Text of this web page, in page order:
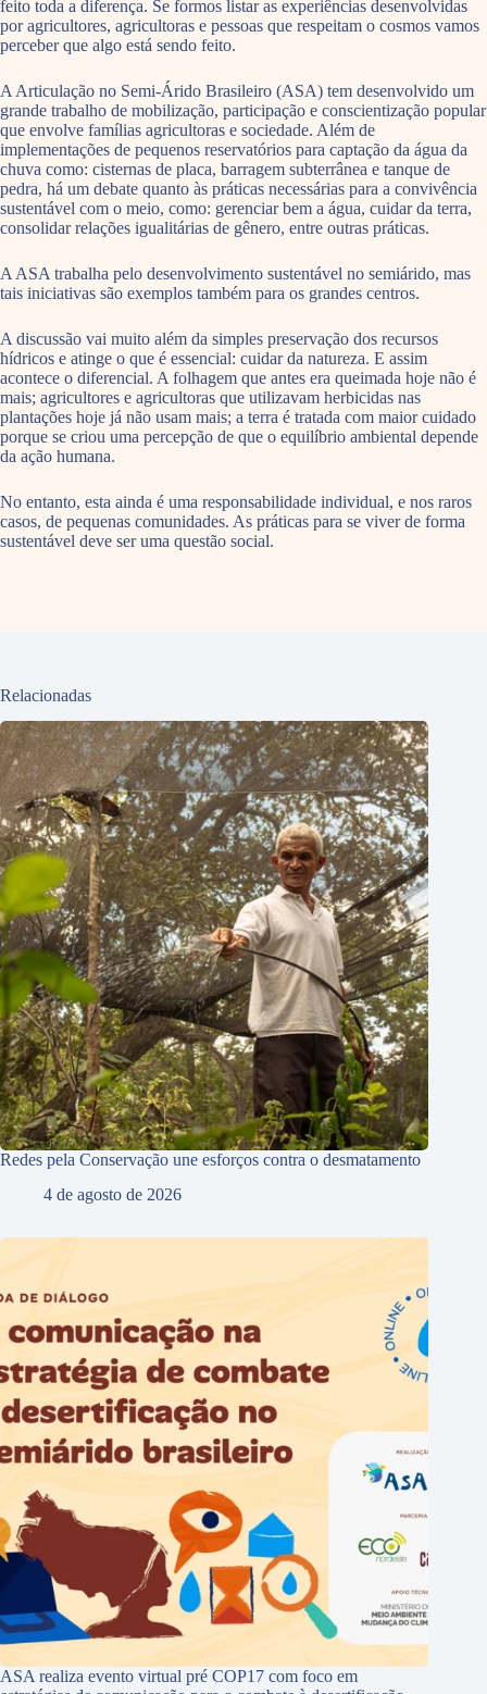
feito toda a diferença. Se formos listar as experiências desenvolvidas
por agricultores, agricultoras e pessoas que respeitam o cosmos vamos
perceber que algo está sendo feito.
A Articulação no Semi-Árido Brasileiro (ASA) tem desenvolvido um
grande trabalho de mobilização, participação e conscientização popular
que envolve famílias agricultoras e sociedade. Além de
implementações de pequenos reservatórios para captação da água da
chuva como: cisternas de placa, barragem subterrânea e tanque de
pedra, há um debate quanto às práticas necessárias para a convivência
sustentável com o meio, como: gerenciar bem a água, cuidar da terra,
consolidar relações igualitárias de gênero, entre outras práticas.
A ASA trabalha pelo desenvolvimento sustentável no semiárido, mas
tais iniciativas são exemplos também para os grandes centros.
A discussão vai muito além da simples preservação dos recursos
hídricos e atinge o que é essencial: cuidar da natureza. E assim
acontece o diferencial. A folhagem que antes era queimada hoje não é
mais; agricultores e agricultoras que utilizavam herbicidas nas
plantações hoje já não usam mais; a terra é tratada com maior cuidado
porque se criou uma percepção de que o equilíbrio ambiental depende
da ação humana.
No entanto, esta ainda é uma responsabilidade individual, e nos raros
casos, de pequenas comunidades. As práticas para se viver de forma
sustentável deve ser uma questão social.
Relacionadas
Redes pela Conservação une esforços contra o desmatamento
4 de agosto de 2026
ASA realiza evento virtual pré COP17 com foco em